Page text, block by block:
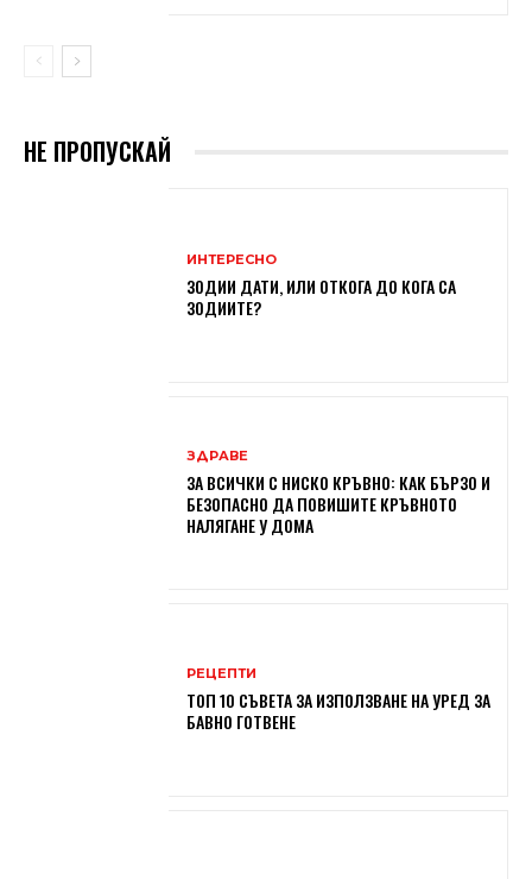
НЕ ПРОПУСКАЙ
ИНТЕРЕСНО
ЗОДИИ ДАТИ, ИЛИ ОТКОГА ДО КОГА СА
ЗОДИИТЕ?
ЗДРАВЕ
ЗА ВСИЧКИ С НИСКО КРЪВНО: КАК БЪРЗО И
БЕЗОПАСНО ДА ПОВИШИТЕ КРЪВНОТО
НАЛЯГАНЕ У ДОМА
РЕЦЕПТИ
ТОП 10 СЪВЕТА ЗА ИЗПОЛЗВАНЕ НА УРЕД ЗА
БАВНО ГОТВЕНЕ